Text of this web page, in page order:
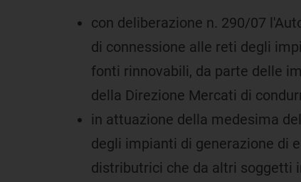
con deliberazione n. 290/07
di connessione alle reti degli
fonti rinnovabili, da parte delle
della Direzione Mercati di
in attuazione della medesima
degli impianti di generazione di
distributrici che da altri soggetti